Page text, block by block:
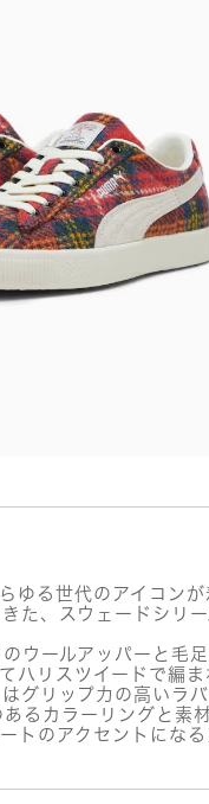
ゆる世代のアイコンが
た、スウェードシリ
ウールアッパーと毛
ハリスツイードで編
グリップ力の高いラ
るカラーリングと素
トのアクセントになる